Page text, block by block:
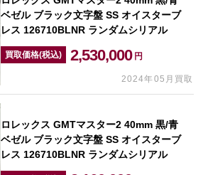
ベゼル ブラック文字盤 SS オイスターブ
レス 126710BLNR ランダムシリアル
買取価格(税込) 2,530,000 円
2024年05月買取
ロレックス GMTマスター2 40mm 黒/青
ベゼル ブラック文字盤 SS オイスターブ
レス 126710BLNR ランダムシリアル